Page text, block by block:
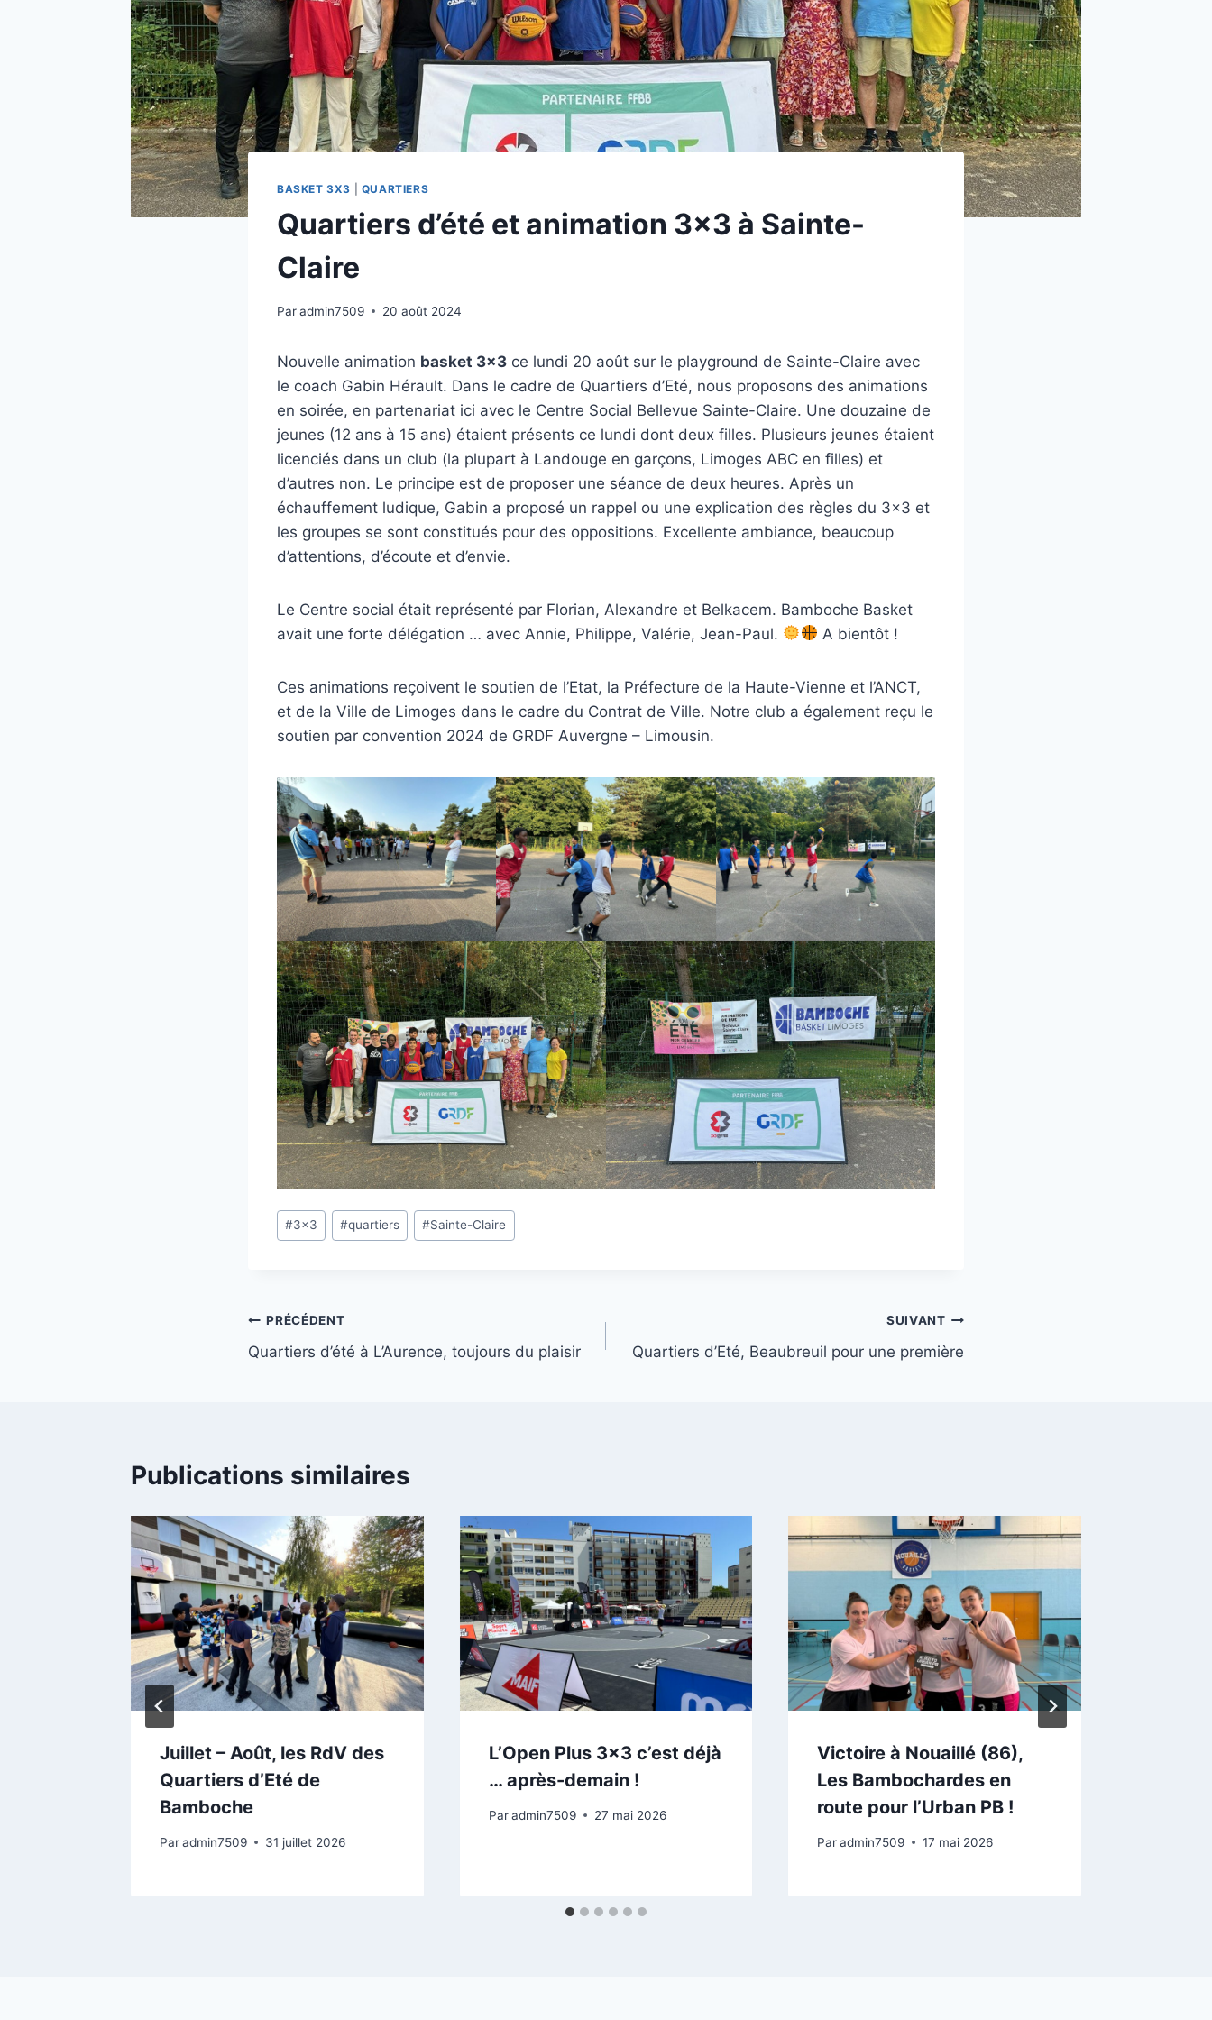
BASKET 3X3 QUARTIERS
Quartiers d’été et animation 3×3 à Sainte-
Claire
Paradmin7509 20 août 2024
Nouvelle animation basket 3×3 ce lundi 20 août sur le playground de Sainte-Claire avec
le coach Gabin Hérault. Dans le cadre de Quartiers d’Eté, nous proposons des animations
en soirée, en partenariat ici avec le Centre Social Bellevue Sainte-Claire. Une douzaine de
jeunes (12 ans à 15 ans) étaient présents ce lundi dont deux filles. Plusieurs jeunes étaient
licenciés dans un club (la plupart à Landouge en garçons, Limoges ABC en filles) et
d’autres non. Le principe est de proposer une séance de deux heures. Après un
échauffement ludique, Gabin a proposé un rappel ou une explication des règles du 3×3 et
les groupes se sont constitués pour des oppositions. Excellente ambiance, beaucoup
d’attentions, d’écoute et d’envie.
Le Centre social était représenté par Florian, Alexandre et Belkacem. Bamboche Basket
avait une forte délégation … avec Annie, Philippe, Valérie, Jean-Paul.
A bientôt !
Ces animations reçoivent le soutien de l’Etat, la Préfecture de la Haute-Vienne et l’ANCT,
et de la Ville de Limoges dans le cadre du Contrat de Ville. Notre club a également reçu le
soutien par convention 2024 de GRDF Auvergne – Limousin.
Étiquettes
de
#3x3 #quartiers #Sainte-Claire
Navigation
de
PRÉCÉDENT
Quartiers d’été à L’Aurence, toujours du plaisir
SUIVANT
Quartiers d’Eté, Beaubreuil pour une première
Publications similaires
Juillet – Août, les RdV des
Quartiers d’Eté de
Bamboche
Paradmin7509 31 juillet 2026
L’Open Plus 3×3 c’est déjà
… après-demain !
Par admin7509 27 mai 2026
Victoire à Nouaillé (86),
Les Bambochardes en
route pour l’Urban PB !
Par admin7509 17 mai 2026